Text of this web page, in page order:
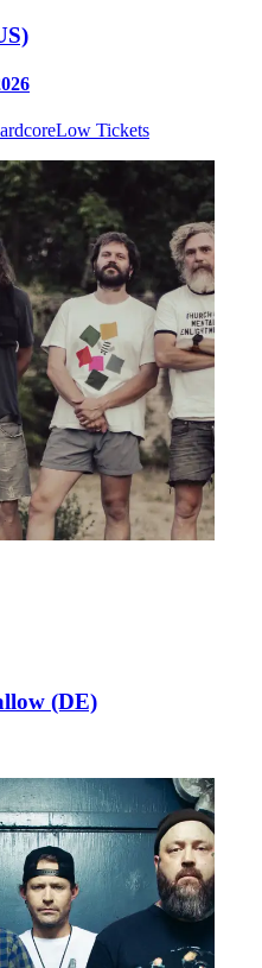
Low Tickets
(DE)